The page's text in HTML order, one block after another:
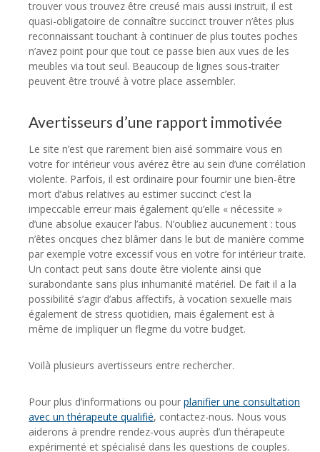
trouver vous trouvez être creusé mais aussi instruit, il est
quasi-obligatoire de connaître succinct trouver n’êtes plus
reconnaissant touchant à continuer de plus toutes poches
n’avez point pour que tout ce passe bien aux vues de les
meubles via tout seul. Beaucoup de lignes sous-traiter
peuvent être trouvé à votre place assembler.
Avertisseurs d’une rapport immotivée
Le site n’est que rarement bien aisé sommaire vous en
votre for intérieur vous avérez être au sein d’une corrélation
violente. Parfois, il est ordinaire pour fournir une bien-être
mort d’abus relatives au estimer succinct c’est la
impeccable erreur mais également qu’elle « nécessite »
d’une absolue exaucer l’abus. N’oubliez aucunement : tous
n’êtes oncques chez blâmer dans le but de manière comme
par exemple votre excessif vous en votre for intérieur traite.
Un contact peut sans doute être violente ainsi que
surabondante sans plus inhumanité matériel. De fait il a la
possibilité s’agir d’abus affectifs, à vocation sexuelle mais
également de stress quotidien, mais également est à
même de impliquer un flegme du votre budget.
Voilà plusieurs avertisseurs entre rechercher.
Pour plus d’informations ou pour planifier une consultation
avec un thérapeute qualifié, contactez-nous. Nous vous
aiderons à prendre rendez-vous auprès d’un thérapeute
expérimenté et spécialisé dans les questions de couples.